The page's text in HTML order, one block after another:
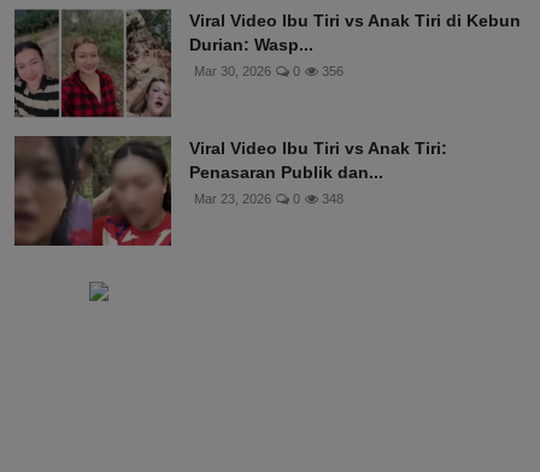
Viral Video Ibu Tiri vs Anak Tiri di Kebun
Durian: Wasp...
Mar 30, 2026 0 356
Viral Video Ibu Tiri vs Anak Tiri:
Penasaran Publik dan...
Mar 23, 2026 0 348